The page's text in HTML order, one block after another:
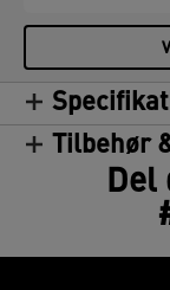
Tilbehør
Del